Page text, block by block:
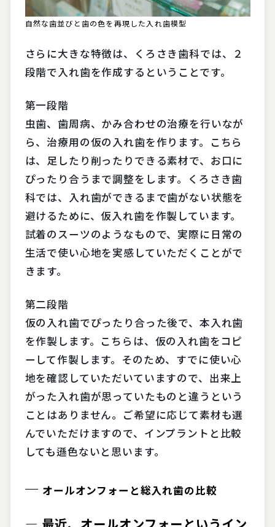
自然な歯並びと歯の色を再現した入れ歯模型
さらに大きな特徴は、くろさき歯科では、２
段階で入れ歯を作成するということです。
第一段階
虫歯、歯周病、かみ合わせの治療を行いなが
ら、治療用の仮の入れ歯を作ります。こちら
は、足したり削ったりできる素材で、お口に
ぴったり合うまで調整をします。くろさき歯
科では、入れ歯ができるまで歯がない状態を
避けるために、仮入れ歯を作製しています。
試着のスーツのようなもので、実際に日常の
生活で使い心地を実感していただくことがで
きます。
第二段階
仮の入れ歯でぴったり合った後で、本入れ歯
を作製します。こちらは、仮の入れ歯をコピ
ーして作製します。そのため、すでに使い心
地を確認していただいていますので、出来上
がった入れ歯が思っていたものと違うという
ことはありません。ご希望に応じて素材も選
んでいただけますので、インプラントと比較
しても遜色ないと思います。
オールオンフォーと総入れ歯の比較